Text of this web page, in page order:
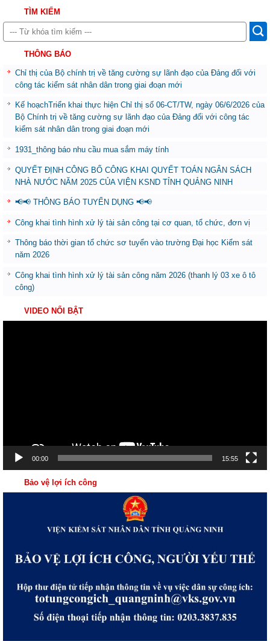
TÌM KIẾM
THÔNG BÁO
Chỉ thị của Bộ chính trị về tăng cường sự lãnh đạo của Đảng đối với
công tác kiểm sát nhân dân trong giai đoạn mới
Kế hoạchTriển khai thực hiện Chỉ thị số 06-CT/TW, ngày 06/6/2026 của
Bộ Chính trị về tăng cường sự lãnh đạo của Đảng đối với công tác
kiểm sát nhân dân trong giai đoạn mới
1931_thông báo nhu cầu mua sắm máy tính
QUYẾT ĐỊNH CÔNG BỐ CÔNG KHAI QUYẾT TOÁN NGÂN SÁCH
NHÀ NƯỚC NĂM 2025 CỦA VIỆN KSND TỈNH QUẢNG NINH
📢📢 THÔNG BÁO TUYỂN DỤNG 📢📢
Công khai tình hình xử lý tài sản công tại cơ quan, tổ chức, đơn vị
Thông báo thời gian tổ chức sơ tuyển vào trường Đại học Kiểm sát
năm 2026
Công khai tình hình xử lý tài sản công năm 2026 (thanh lý 03 xe ô tô
công)
VIDEO NỔI BẬT
00:00 15:55
Bảo vệ lợi ích công